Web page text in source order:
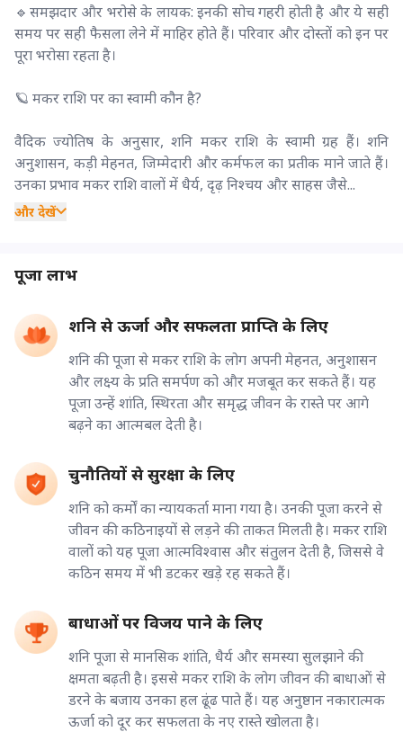
🔹समझदार और भरोसे के लायक: इनकी सोच गहरी होती है और ये सही
समय पर सही फैसला लेने में माहिर होते हैं। परिवार और दोस्तों को इन पर
पूरा भरोसा रहता है।
🪐 मकर राशि पर का स्वामी कौन है?
वैदिक ज्योतिष के अनुसार, शनि मकर राशि के स्वामी ग्रह हैं। शनि
अनुशासन, कड़ी मेहनत, जिम्मेदारी और कर्मफल का प्रतीक माने जाते हैं।
उनका प्रभाव मकर राशि वालों में धैर्य, दृढ़ निश्चय और साहस जैसे...
और देखें
पूजा लाभ
शनि से ऊर्जा और सफलता प्राप्ति के लिए
शनि की पूजा से मकर राशि के लोग अपनी मेहनत, अनुशासन
और लक्ष्य के प्रति समर्पण को और मजबूत कर सकते हैं। यह
पूजा उन्हें शांति, स्थिरता और समृद्ध जीवन के रास्ते पर आगे
बढ़ने का आत्मबल देती है।
चुनौतियों से सुरक्षा के लिए
शनि को कर्मों का न्यायकर्ता माना गया है। उनकी पूजा करने से
जीवन की कठिनाइयों से लड़ने की ताकत मिलती है। मकर राशि
वालों को यह पूजा आत्मविश्वास और संतुलन देती है, जिससे वे
कठिन समय में भी डटकर खड़े रह सकते हैं।
बाधाओं पर विजय पाने के लिए
शनि पूजा से मानसिक शांति, धैर्य और समस्या सुलझाने की
क्षमता बढ़ती है। इससे मकर राशि के लोग जीवन की बाधाओं से
डरने के बजाय उनका हल ढूंढ पाते हैं। यह अनुष्ठान नकारात्मक
ऊर्जा को दूर कर सफलता के नए रास्ते खोलता है।